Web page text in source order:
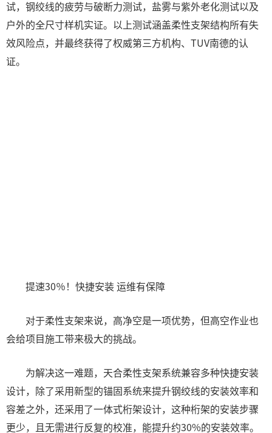
试，钢绞线的疲劳与破断力测试，盐雾与紫外老化测试以及
户外的全尺寸样机实证。以上测试涵盖柔性支架结构所有失
效风险点，并最终获得了权威第三方机构、TUV南德的认
证。
提速30％！快捷安装 运维有保障
对于柔性支架来说，高净空是一项优势，但高空作业也
会给项目施工带来极大的挑战。
为解决这一难题，天合柔性支架系统兼容多种快捷安装
设计，除了采用新型的锚固系统来提升钢绞线的安装效率和
容差之外，还采用了一体式桁架设计，这种桁架的安装步骤
更少，且无需进行反复的校准，能提升约30%的安装效率。